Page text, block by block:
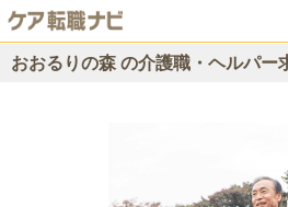
おおるりの森 の介護職・ヘルパー